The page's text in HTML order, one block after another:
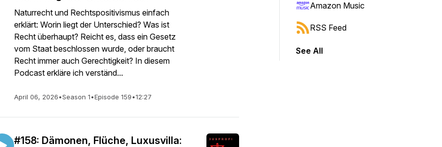
Naturrecht und Rechtspositivismus einfach
erklärt: Worin liegt der Unterschied? Was ist
Recht überhaupt? Reicht es, dass ein Gesetz
vom Staat beschlossen wurde, oder braucht
Recht immer auch Gerechtigkeit? In diesem
Podcast erkläre ich verständ...
April 06, 2026•Season 1•Episode 159•12:27
#158: Dämonen, Flüche, Luxusvilla:
Amazon Music
RSS Feed
See All